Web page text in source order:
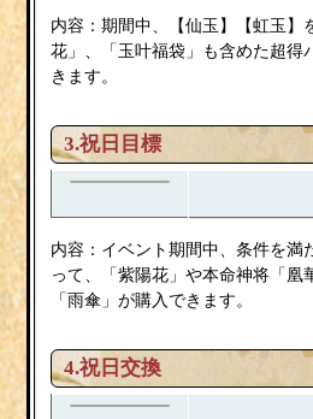
内容：期間中、【仙玉】【虹玉】
花」、「玉叶福袋」も含めた超得
きます。
3.祝日目標
内容：イベント期間中、条件を満
って、「紫陽花」や本命神将「凰
「雨傘」が購入できます。
4.祝日交換